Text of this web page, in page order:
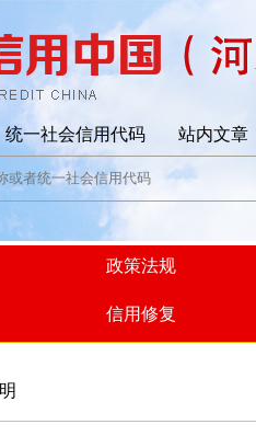
统一社会信用代码 站内文章
政策法规
信用修复